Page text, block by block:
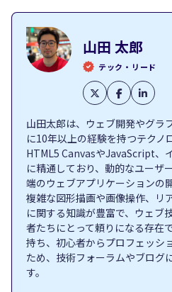
山田 太郎
テック・リード
山田太郎は、ウェブ開発やグラ
に10年以上の経験を持つテクノ
HTML5 CanvasやJavaScript、
に精通しており、動的なユーザ
端のウェブアプリケーションの
複雑な図形描画や画像操作、リ
に関する知識が豊富で、ウェブ
者たちにとって頼りになる存在
持ち、初心者からプロフェッシ
ため、技術フォーラムやブログ
す。